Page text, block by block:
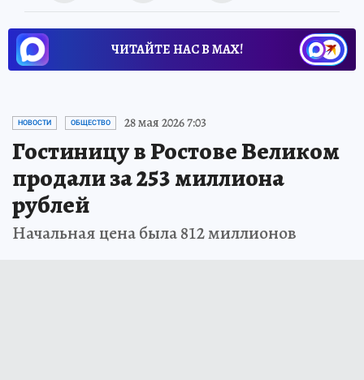
ЧИТАЙТЕ НАС В МАХ!
НОВОСТИ ОБЩЕСТВО 28 мая 2026 7:03
Гостиницу в Ростове Великом
продали за 253 миллиона
рублей
Начальная цена была 812 миллионов